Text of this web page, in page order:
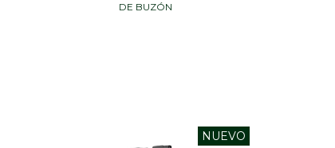
DE BUZÓN
NUEVO